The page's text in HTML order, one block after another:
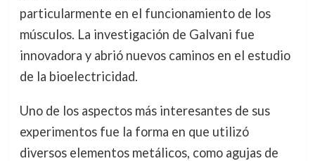
particularmente en el funcionamiento de los
músculos. La investigación de Galvani fue
innovadora y abrió nuevos caminos en el estudio
de la bioelectricidad.
Uno de los aspectos más interesantes de sus
experimentos fue la forma en que utilizó
diversos elementos metálicos, como agujas de